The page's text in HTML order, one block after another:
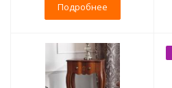
Подробнее